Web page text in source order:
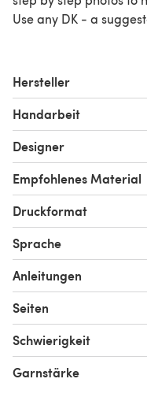
Use any DK - a
Hersteller
Handarbeit
Designer
Empfohlenes Material
Druckformat
Sprache
Anleitungen
Seiten
Schwierigkeit
Garnstärke